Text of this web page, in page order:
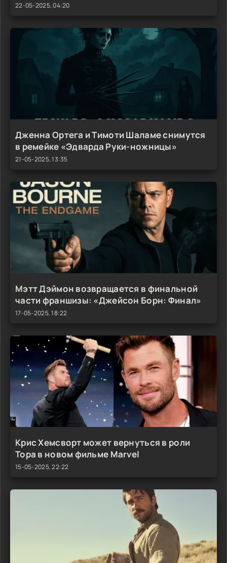
22-05-2025, 04:20
Дженна Ортега и Тимоти Шаламе снимутся
в ремейке «Эдварда Руки-ножницы»
21-05-2025, 13:35
Мэтт Дэймон возвращается в финальной
части франшизы: «Джейсон Борн: Финал»
17-05-2025, 18:22
Крис Хемсворт может вернуться в роли
Тора в новом фильме Marvel
15-05-2025, 22:22